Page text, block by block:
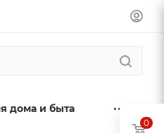
дома и быта
0